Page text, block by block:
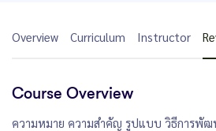
Overview Curriculum Instructor
Course Overview
ความหมาย ความสำคัญ รูปแบบ วิธีการพัฒ